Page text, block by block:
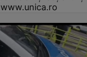
www.unica.ro